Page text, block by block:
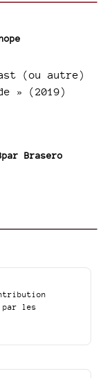
(ou autre)
» (2019)
Brasero
par les